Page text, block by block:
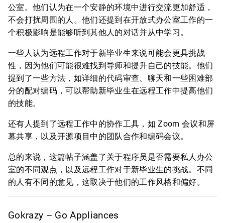
公室。他们认为在一个安静的环境中进行交流更加舒适，
不会打扰周围的人。他们还提到在开放式办公室工作的一
个积极影响是能够听到其他人的对话并从中学习。
一些人认为远程工作对于新毕业生来说可能会更具挑战
性，因为他们可能很难找到导师和提升自己的技能。他们
提到了一些方法，如详细的代码审查、聊天和一些困难部
分的配对编码，可以帮助新毕业生在远程工作中提高他们
的技能。
还有人提到了远程工作中的协作工具，如 Zoom 会议和屏
幕共享，以及开源项目中的团队合作和编码会议。
总的来说，这篇帖子涵盖了关于程序员是否需要私人办公
室的不同观点，以及远程工作对于新毕业生的挑战。不同
的人有不同的意见，这取决于他们的工作风格和偏好。
Gokrazy – Go Appliances